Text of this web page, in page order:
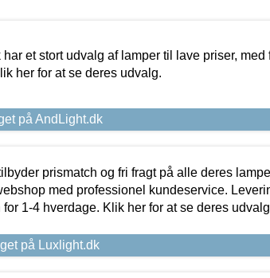
et stort udvalg af lamper til lave priser, med
her for at se deres udvalg.
på AndLight.dk
prismatch og fri fragt på alle deres
med professionel kundeservice.
1-4 hverdage. Klik her for at se deres
på Luxlight.dk